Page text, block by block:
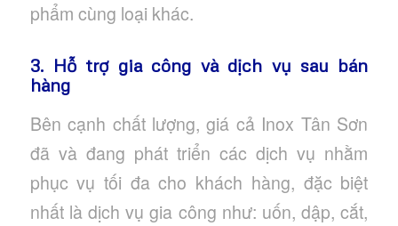
phẩm cùng loại khác.
3. Hỗ trợ gia công và dịch vụ sau bán
hàng
Bên cạnh chất lượng, giá cả Inox Tân Sơn
đã và đang phát triển các dịch vụ nhằm
phục vụ tối đa cho khách hàng, đặc biệt
nhất là dịch vụ gia công như: uốn, dập, cắt,